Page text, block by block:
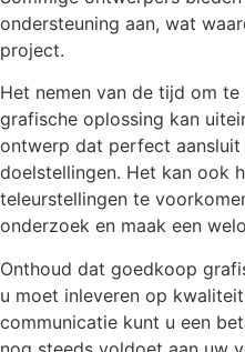
ondersteuning aan, wat
project.
Het nemen van de tijd om
grafische oplossing kan
ontwerp dat perfect
doelstellingen. Het kan ook
teleurstellingen te
onderzoek en maak een
Onthoud dat goedkoop
u moet inleveren op
communicatie kunt u een